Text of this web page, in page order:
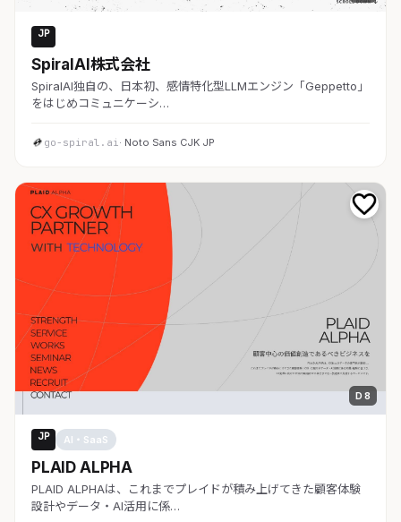
JP
SpiralAI株式会社
SpiralAI独自の、日本初、感情特化型LLMエンジン「Geppetto」
をはじめコミュニケーシ…
go-spiral.ai· Noto Sans CJK JP
D 8
JP AI・SaaS
PLAID ALPHA
PLAID ALPHAは、これまでプレイドが積み上げてきた顧客体験
設計やデータ・AI活用に係…